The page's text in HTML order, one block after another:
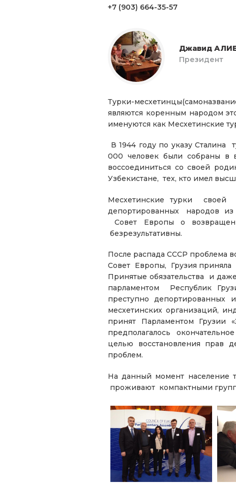
+7 (903) 664-35-57
Джавид
Президент
Турки-
являются коренным народом
именуются как Месхетинские
В 1944 году по указу
000 человек были собраны в
воссоединиться со своей
Узбекистане, тех, кто имел
Месхетинские турки
депортированных народов из
Совет Европы о
безрезультативны.
После распада СССР проблема
Совет Европы, Грузия
Принятые обязательства и
парламентом Республик
преступно
месхетинских организаций,
принят Парламентом Грузии
предполагалось
целью восстановления прав
проблем.
На данный момент население
проживают компактными